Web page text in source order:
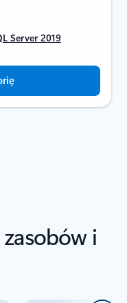
Server 2019
i